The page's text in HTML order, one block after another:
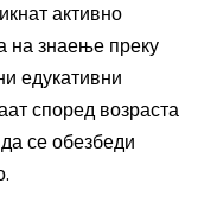
активно
на знаење преку
едукативни
според возраста
се обезбеди